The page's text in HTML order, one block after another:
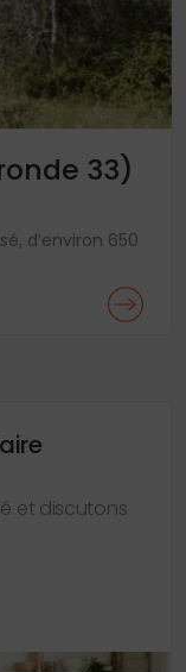
33)
d’environ 650
et discutons